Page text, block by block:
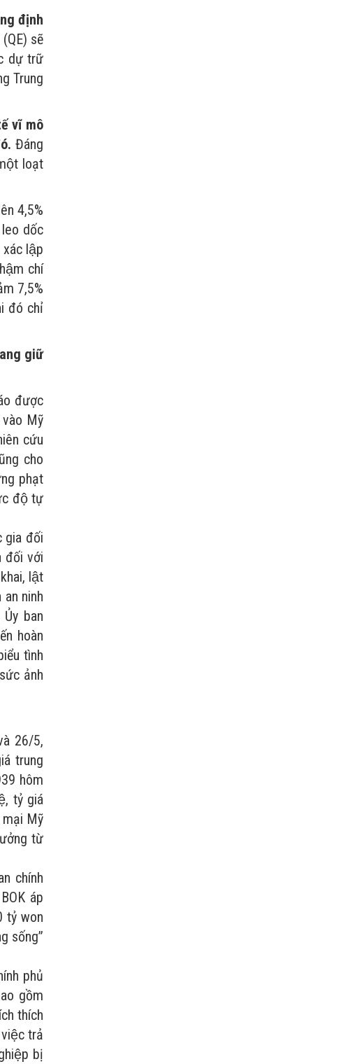
định
sẽ
dự trữ
Trung
vĩ mô
Đáng
loạt
4,5%
dốc
lập
chí
7,5%
đó chỉ
giữ
được
Mỹ
cứu
cho
phạt
độ tự
gia đối
đối với
lật
ninh
ban
hoàn
tình
ảnh
26/5,
trung
hôm
tỷ giá
mại Mỹ
từ
chính
áp
tỷ won
sống”
phủ
gồm
thích
trả
bị